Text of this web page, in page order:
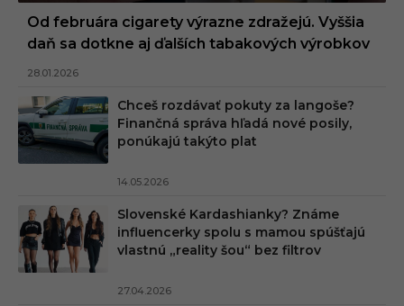
Od februára cigarety výrazne zdražejú. Vyššia
daň sa dotkne aj ďalších tabakových výrobkov
28.01.2026
Chceš rozdávať pokuty za langoše?
Finančná správa hľadá nové posily,
ponúkajú takýto plat
14.05.2026
Slovenské Kardashianky? Známe
influencerky spolu s mamou spúšťajú
vlastnú „reality šou“ bez filtrov
27.04.2026